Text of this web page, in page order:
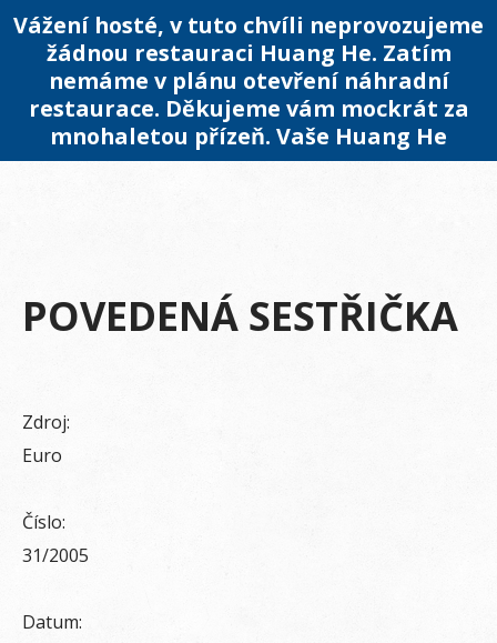
Vážení hosté, v tuto chvíli neprovozujeme
žádnou restauraci Huang He. Zatím
nemáme v plánu otevření náhradní
restaurace. Děkujeme vám mockrát za
mnohaletou přízeň. Vaše Huang He
POVEDENÁ SESTŘIČKA
Zdroj:
Euro
Číslo:
31/2005
Datum: